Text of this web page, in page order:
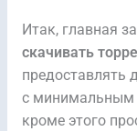
Итак, главная
скачивать
предоставлять
с минимальным
кроме этого